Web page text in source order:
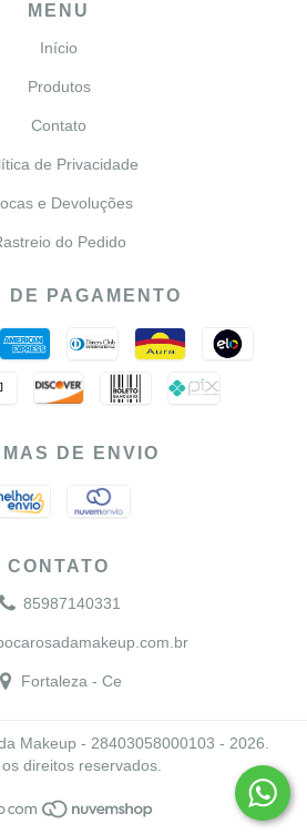
MENU
Início
Produtos
Contato
de Privacidade
e Devoluções
do Pedido
DE PAGAMENTO
DE ENVIO
CONTATO
85987140331
Fortaleza - Ce
Makeup - 28403058000103 - 2026.
direitos reservados.